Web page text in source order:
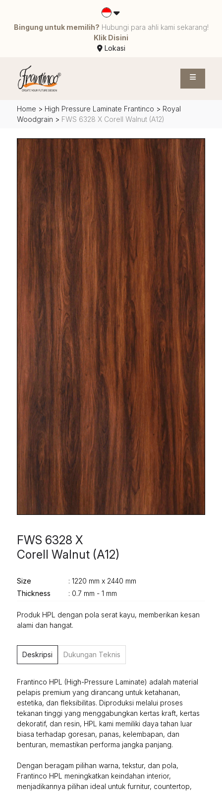
Bingung untuk memilih? Hubungi para ahli kami sekarang!
Klik Disini
Lokasi
Home > High Pressure Laminate Frantinco > Royal
Woodgrain > FWS 6328 X Corell Walnut (A12)
FWS 6328 X
Corell Walnut (A12)
Size
: 1220 mm x 2440 mm
Thickness
: 0.7 mm - 1 mm
Produk HPL dengan pola serat kayu, memberikan kesan
alami dan hangat.
Deskripsi Dukungan Teknis
Frantinco HPL (High-Pressure Laminate) adalah material
pelapis premium yang dirancang untuk ketahanan,
estetika, dan fleksibilitas. Diproduksi melalui proses
tekanan tinggi yang menggabungkan kertas kraft, kertas
dekoratif, dan resin, HPL kami memiliki daya tahan luar
biasa terhadap goresan, panas, kelembapan, dan
benturan, memastikan performa jangka panjang.
Dengan beragam pilihan warna, tekstur, dan pola,
Frantinco HPL meningkatkan keindahan interior,
menjadikannya pilihan ideal untuk furnitur, countertop,